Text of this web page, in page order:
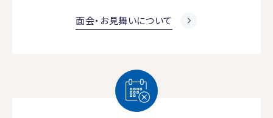
面会・お見舞いについて